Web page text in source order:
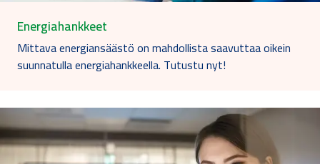
Energiahankkeet
Mittava energiansäästö on mahdollista saavuttaa oikein
suunnatulla energiahankkeella. Tutustu nyt!